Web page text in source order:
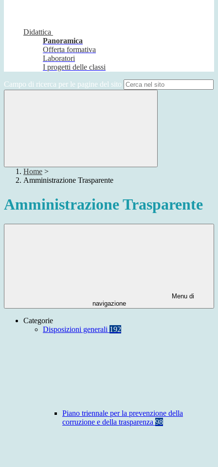
Didattica
Panoramica
Offerta formativa
Laboratori
I progetti delle classi
Campo di ricerca per le pagine del sito
Home >
Amministrazione Trasparente
Amministrazione Trasparente
Menu di
navigazione
Categorie
Disposizioni generali 192
Piano triennale per la prevenzione della
corruzione e della trasparenza 98